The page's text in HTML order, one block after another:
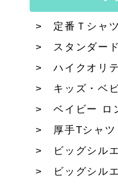
定番Ｔシャツ
スタンダー
ハイクオリ
キッズ・ベ
ベイビー ロ
厚手Tシャツ
ビッグシル
ビッグシル